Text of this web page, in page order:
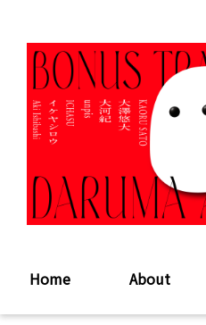
Home About